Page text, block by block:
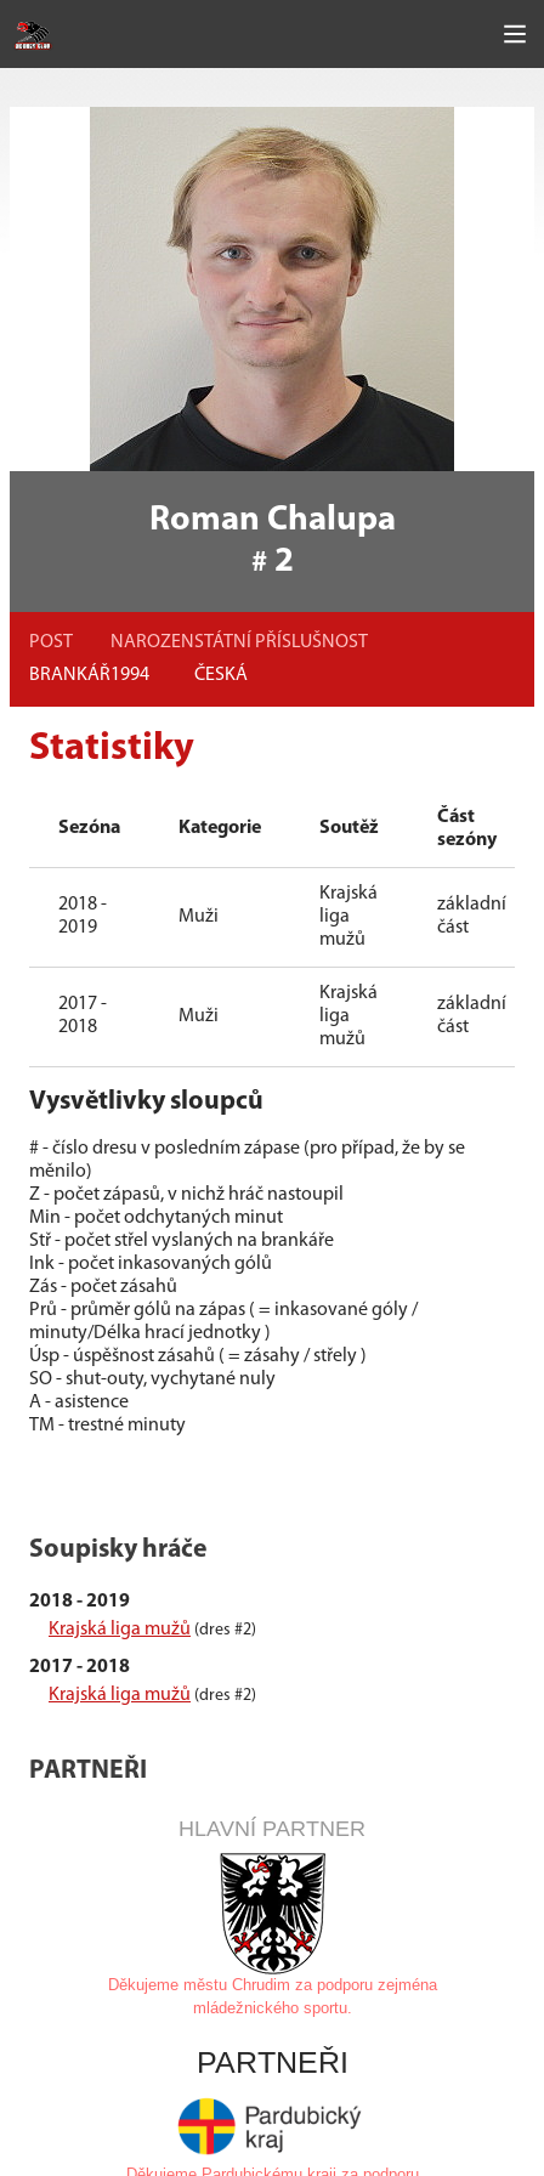
Roman Chalupa
# 2
POST
BRANKÁŘ
NAROZEN
1994
STÁTNÍ PŘÍSLUŠNOST
ČESKÁ
Statistiky
Sezóna Kategorie Soutěž
Část
sezóny
2018 -
2019
Muži
Krajská
liga
mužů
základní
část
2017 -
2018
Muži
Krajská
liga
mužů
základní
část
Vysvětlivky sloupců
# - číslo dresu v posledním zápase (pro případ, že by se
měnilo)
Z - počet zápasů, v nichž hráč nastoupil
Min - počet odchytaných minut
Stř - počet střel vyslaných na brankáře
Ink - počet inkasovaných gólů
Zás - počet zásahů
Prů - průměr gólů na zápas ( = inkasované góly /
minuty/Délka hrací jednotky )
Úsp - úspěšnost zásahů ( = zásahy / střely )
SO - shut-outy, vychytané nuly
A - asistence
TM - trestné minuty
Soupisky hráče
2018 - 2019
Krajská liga mužů (dres #2)
2017 - 2018
Krajská liga mužů (dres #2)
PARTNEŘI
HLAVNÍ PARTNER
Děkujeme městu Chrudim za podporu zejména
mládežnického sportu.
PARTNEŘI